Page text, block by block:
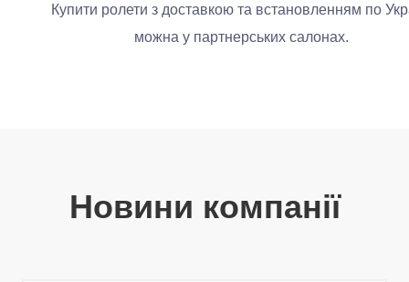
Купити ролети з доставкою та встановленням по
можна у партнерських салонах.
Новини компанії